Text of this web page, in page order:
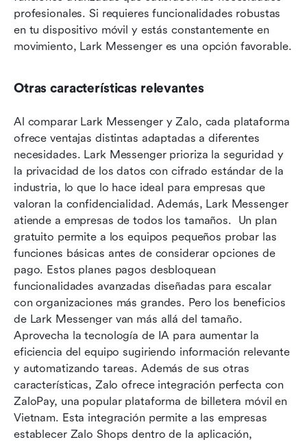
profesionales. Si requieres funcionalidades robustas
en tu dispositivo móvil y estás constantemente en
Otras características relevantes
Al comparar Lark Messenger y Zalo, cada plataforma
ofrece ventajas distintas adaptadas a diferentes
necesidades. Lark Messenger prioriza la seguridad y
la privacidad de los datos con cifrado estándar de la
industria, lo que lo hace ideal para empresas que
valoran la confidencialidad. Además, Lark Messenger
atiende a empresas de todos los tamaños.  Un plan
gratuito permite a los equipos pequeños probar las
funciones básicas antes de considerar opciones de
pago. Estos planes pagos desbloquean
funcionalidades avanzadas diseñadas para escalar
con organizaciones más grandes. Pero los beneficios
de Lark Messenger van más allá del tamaño.
Aprovecha la tecnología de IA para aumentar la
eficiencia del equipo sugiriendo información relevante
y automatizando tareas. Además de sus otras
características, Zalo ofrece integración perfecta con
ZaloPay, una popular plataforma de billetera móvil en
Vietnam. Esta integración permite a las empresas
establecer Zalo Shops dentro de la aplicación,